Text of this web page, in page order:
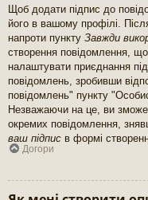
Щоб додати підпис до
його в вашому профілі.
напроти пункту Завжди
створення повідомлення,
налаштувати приєднання
повідомлень, зробивши
повідомлень" пункту
Незважаючи на це, ви
окремих повідомлення,
ваш підпис в формі
Догори